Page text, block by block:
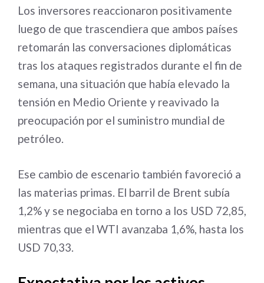
Los inversores reaccionaron positivamente
luego de que trascendiera que ambos países
retomarán las conversaciones diplomáticas
tras los ataques registrados durante el fin de
semana, una situación que había elevado la
tensión en Medio Oriente y reavivado la
preocupación por el suministro mundial de
petróleo.
Ese cambio de escenario también favoreció a
las materias primas. El barril de Brent subía
1,2% y se negociaba en torno a los USD 72,85,
mientras que el WTI avanzaba 1,6%, hasta los
USD 70,33.